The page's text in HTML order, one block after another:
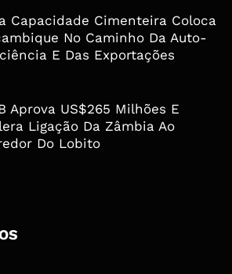
Capacidade Cimenteira Coloca
No Caminho Da Auto-
E Das Exportações
Aprova US$265 Milhões E
Ligação Da Zâmbia Ao
Do Lobito